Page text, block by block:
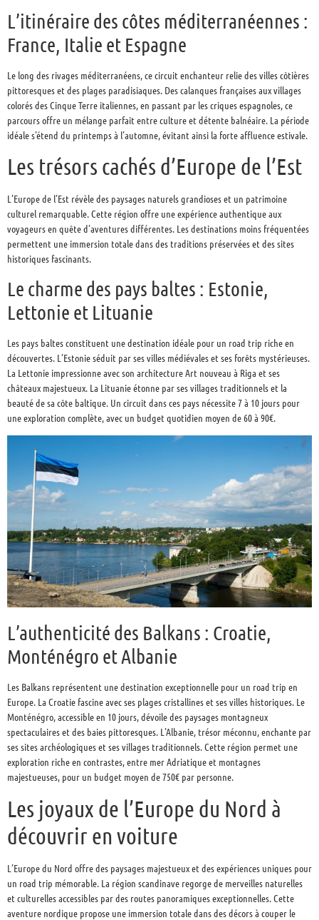
L’itinéraire des côtes méditerranéennes :
France, Italie et Espagne
Le long des rivages méditerranéens, ce circuit enchanteur relie des villes côtières
pittoresques et des plages paradisiaques. Des calanques françaises aux villages
colorés des Cinque Terre italiennes, en passant par les criques espagnoles, ce
parcours offre un mélange parfait entre culture et détente balnéaire. La période
idéale s’étend du printemps à l’automne, évitant ainsi la forte affluence estivale.
Les trésors cachés d’Europe de l’Est
L’Europe de l’Est révèle des paysages naturels grandioses et un patrimoine
culturel remarquable. Cette région offre une expérience authentique aux
voyageurs en quête d’aventures différentes. Les destinations moins fréquentées
permettent une immersion totale dans des traditions préservées et des sites
historiques fascinants.
Le charme des pays baltes : Estonie,
Lettonie et Lituanie
Les pays baltes constituent une destination idéale pour un road trip riche en
découvertes. L’Estonie séduit par ses villes médiévales et ses forêts mystérieuses.
La Lettonie impressionne avec son architecture Art nouveau à Riga et ses
châteaux majestueux. La Lituanie étonne par ses villages traditionnels et la
beauté de sa côte baltique. Un circuit dans ces pays nécessite 7 à 10 jours pour
une exploration complète, avec un budget quotidien moyen de 60 à 90€.
L’authenticité des Balkans : Croatie,
Monténégro et Albanie
Les Balkans représentent une destination exceptionnelle pour un road trip en
Europe. La Croatie fascine avec ses plages cristallines et ses villes historiques. Le
Monténégro, accessible en 10 jours, dévoile des paysages montagneux
spectaculaires et des baies pittoresques. L’Albanie, trésor méconnu, enchante par
ses sites archéologiques et ses villages traditionnels. Cette région permet une
exploration riche en contrastes, entre mer Adriatique et montagnes
majestueuses, pour un budget moyen de 750€ par personne.
Les joyaux de l’Europe du Nord à
découvrir en voiture
L’Europe du Nord offre des paysages majestueux et des expériences uniques pour
un road trip mémorable. La région scandinave regorge de merveilles naturelles
et culturelles accessibles par des routes panoramiques exceptionnelles. Cette
aventure nordique propose une immersion totale dans des décors à couper le